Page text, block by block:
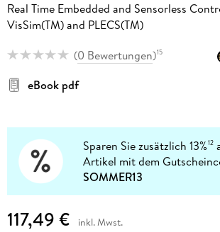
Real Time Embedded and Sensorless
VisSim(TM) and PLECS(TM)
(0 Bewertungen)15
eBook pdf
Sparen Sie zusätzlich 13%12
Artikel mit dem
SOMMER13
117,49 € inkl. Mwst.